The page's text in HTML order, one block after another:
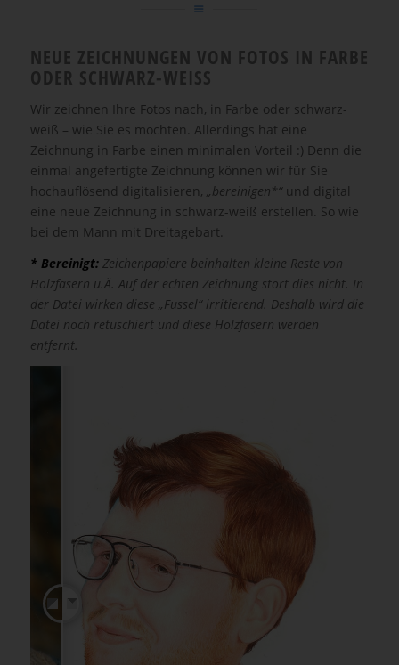
NEUE ZEICHNUNGEN VON FOTOS IN FARBE
ODER SCHWARZ-WEISS
Wir zeichnen Ihre Fotos nach, in Farbe oder schwarz-
weiß – wie Sie es möchten. Allerdings hat eine
Zeichnung in Farbe einen minimalen Vorteil :) Denn die
einmal angefertigte Zeichnung können wir für Sie
hochauflösend digitalisieren, „bereinigen*“ und digital
eine neue Zeichnung in schwarz-weiß erstellen. So wie
bei dem Mann mit Dreitagebart.
* Bereinigt:Zeichenpapiere beinhalten kleine Reste von
Holzfasern u.Ä. Auf der echten Zeichnung stört dies nicht. In
der Datei wirken diese „Fussel“ irritierend. Deshalb wird die
Datei noch retuschiert und diese Holzfasern werden
entfernt.